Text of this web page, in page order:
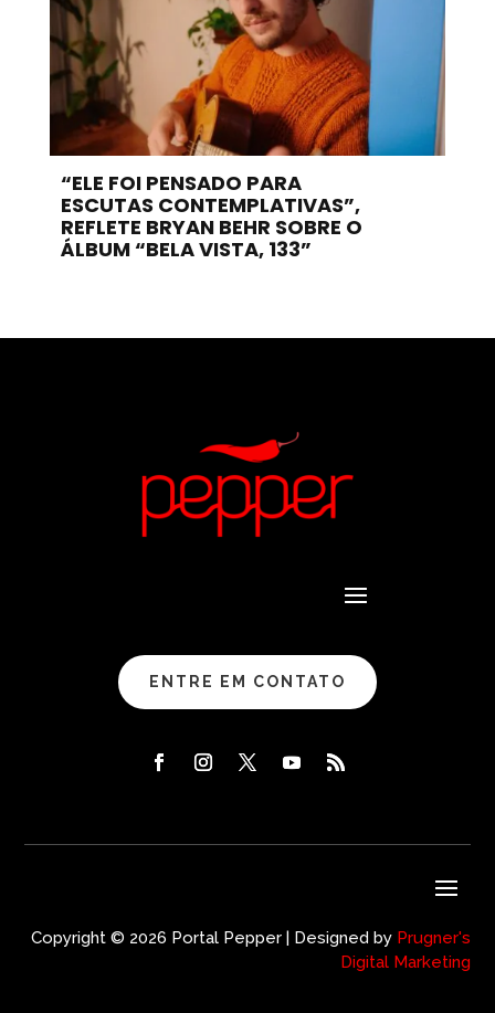
“ELE FOI PENSADO PARA
ESCUTAS CONTEMPLATIVAS”,
REFLETE BRYAN BEHR SOBRE O
ÁLBUM “BELA VISTA, 133”
ENTRE EM CONTATO
Copyright © 2026 Portal Pepper | Designed by Prugner's
Digital Marketing